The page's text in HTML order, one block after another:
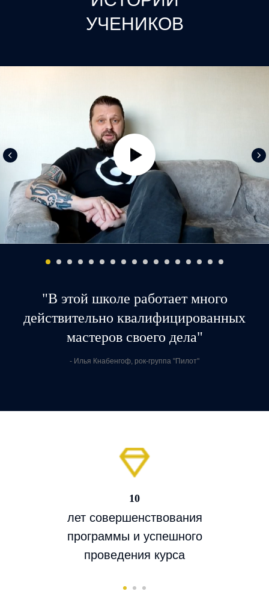
УЧЕНИКОВ
"В этой школе работает много
действительно квалифицированных
мастеров своего дела"
- Илья Кнабенгоф, рок-группа "Пилот"
10
лет совершенствования
программы и успешного
проведения курса